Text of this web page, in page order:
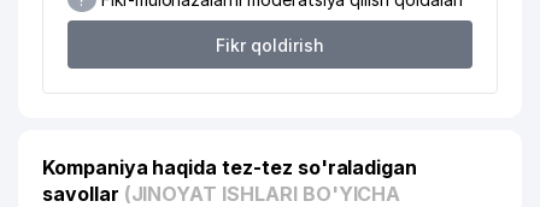
Fikr qoldirish
Kompaniya haqida tez-tez so'raladigan
savollar (JINOYAT ISHLARI BO'YICHA